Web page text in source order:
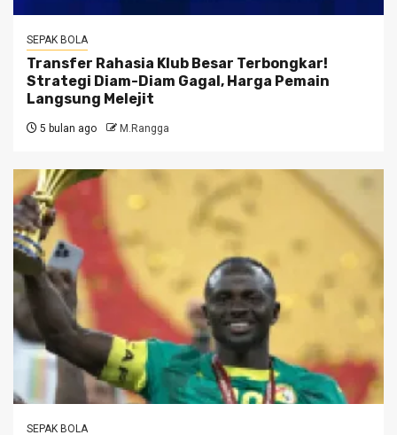
SEPAK BOLA
Transfer Rahasia Klub Besar Terbongkar!
Strategi Diam-Diam Gagal, Harga Pemain
Langsung Melejit
5 bulan ago M.Rangga
SEPAK BOLA